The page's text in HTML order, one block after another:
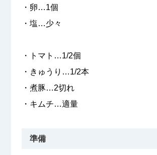
・卵…1個
・塩…少々
・トマト…1/2個
・きゅうり…1/2本
・煮豚…2切れ
・キムチ…適量
準備